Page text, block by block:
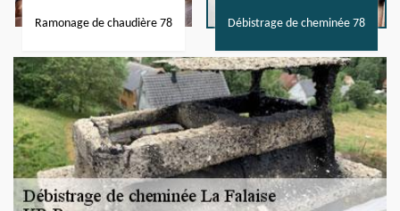
Ramonage de chaudière 78 Débistrage de cheminée 78